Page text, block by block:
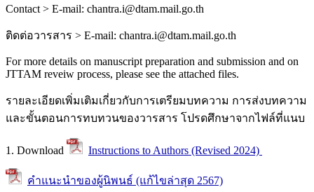
Contact > E-mail: chantra.i@dtam.mail.go.th
ติดต่อวารสาร > E-mail: chantra.i@dtam.mail.go.th
For more details on manuscript preparation and submission and on
JTTAM reveiw process, please see the attached files.
รายละเอียดเพิ่มเติมเกี่ยวกับการเตรียมบทความ การส่งบทความ
และขั้นตอนการทบทวนของวารสาร โปรดศึกษาจากไฟล์ที่แนบ
1. Download Instructions to Authors (Revised 2024)
คำแนะนำของผู้นิพนธ์ (แก้ไขล่าสุด 2567)